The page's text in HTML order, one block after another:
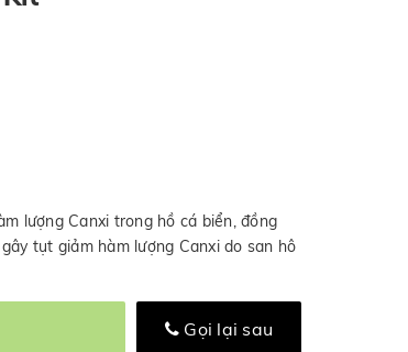
lượng Canxi trong hồ cá biển, đồng
tụt giảm hàm lượng Canxi do san hô
Gọi lại sau